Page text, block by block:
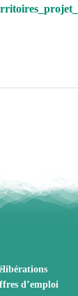
d’emploi